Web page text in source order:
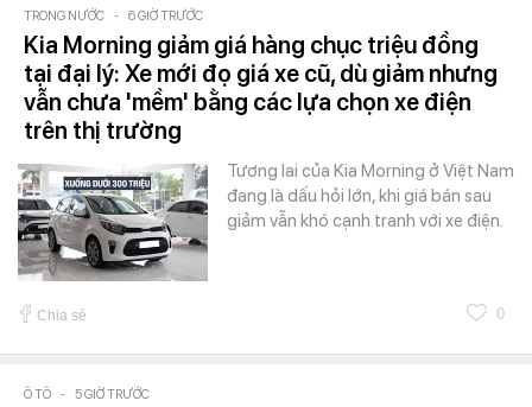
TRONG NƯỚC - 6 GIỜ TRƯỚC
Kia Morning giảm giá hàng chục triệu đồng
tại đại lý: Xe mới đọ giá xe cũ, dù giảm nhưng
vẫn chưa 'mềm' bằng các lựa chọn xe điện
trên thị trường
Tương lai của Kia Morning ở Việt Nam
đang là dấu hỏi lớn, khi giá bán sau
giảm vẫn khó cạnh tranh với xe điện.
Chia sẻ 0
Ô TÔ - 5 GIỜ TRƯỚC